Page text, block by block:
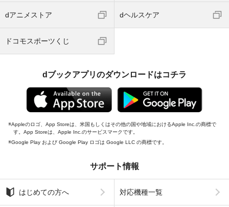
dアニメストア dヘルスケア
ドコモスポーツくじ
dブックアプリのダウンロードはコチラ
Appleのロゴ、App Storeは、米国もしくはその他の国や地域におけるApple Inc.の商標で
す。App Storeは、Apple Inc.のサービスマークです。
Google Play および Google Play ロゴは Google LLC の商標です。
サポート情報
はじめての方へ 対応機種一覧